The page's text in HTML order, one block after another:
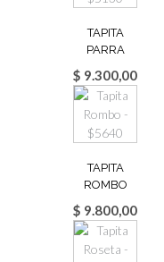
TAPITA
PARRA
$ 9.300,00
TAPITA
ROMBO
$ 9.800,00